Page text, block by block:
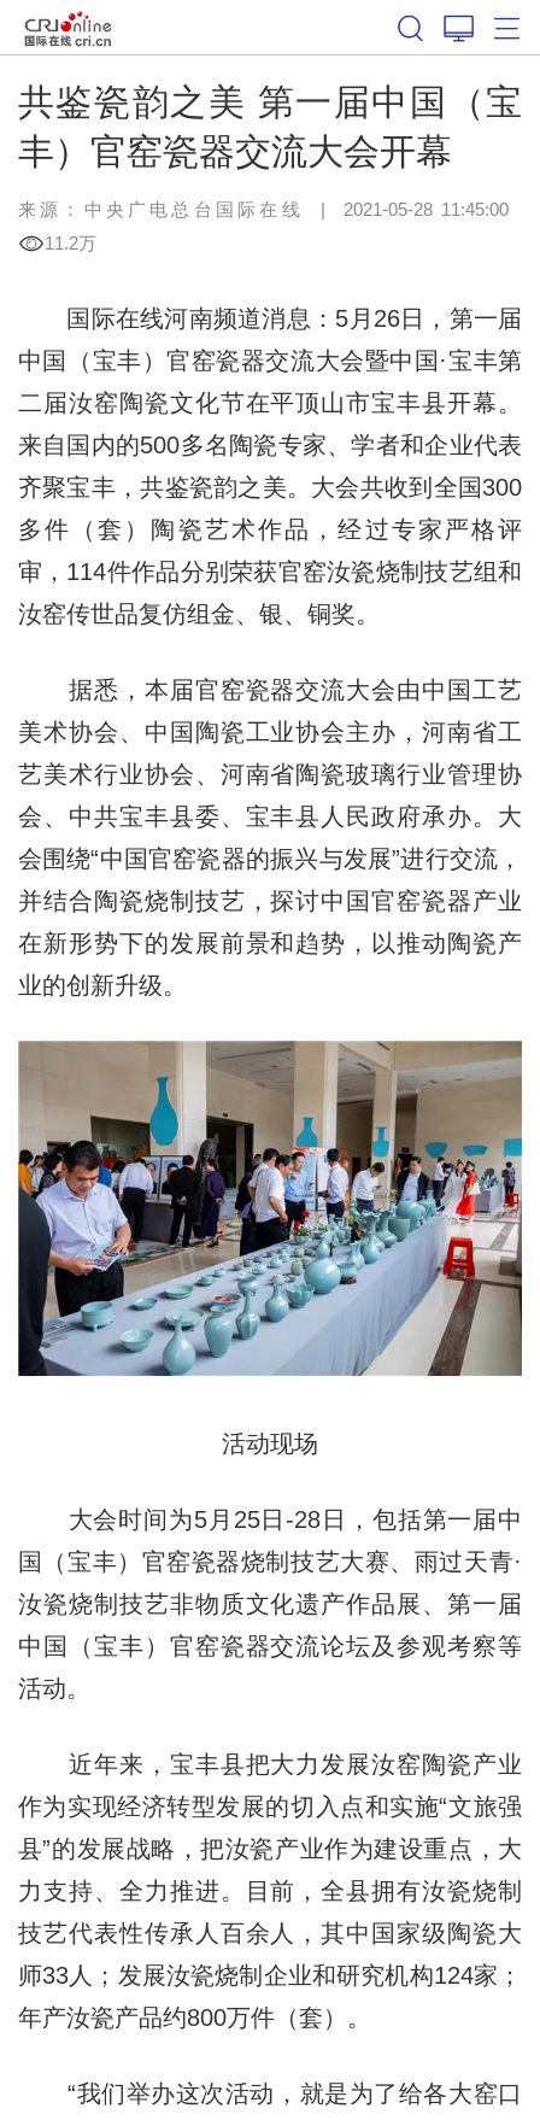
共鉴瓷韵之美 第一届中国（宝
丰）官窑瓷器交流大会开幕
来源：中央广电总台国际在线 | 2021-05-28 11:45:00
11.2万
国际在线河南频道消息：5月26日，第一届
中国（宝丰）官窑瓷器交流大会暨中国·宝丰第
二届汝窑陶瓷文化节在平顶山市宝丰县开幕。
来自国内的500多名陶瓷专家、学者和企业代表
齐聚宝丰，共鉴瓷韵之美。大会共收到全国300
多件（套）陶瓷艺术作品，经过专家严格评
审，114件作品分别荣获官窑汝瓷烧制技艺组和
汝窑传世品复仿组金、银、铜奖。
据悉，本届官窑瓷器交流大会由中国工艺
美术协会、中国陶瓷工业协会主办，河南省工
艺美术行业协会、河南省陶瓷玻璃行业管理协
会、中共宝丰县委、宝丰县人民政府承办。大
会围绕“中国官窑瓷器的振兴与发展”进行交流，
并结合陶瓷烧制技艺，探讨中国官窑瓷器产业
在新形势下的发展前景和趋势，以推动陶瓷产
业的创新升级。
活动现场
大会时间为5月25日-28日，包括第一届中
国（宝丰）官窑瓷器烧制技艺大赛、雨过天青·
汝瓷烧制技艺非物质文化遗产作品展、第一届
中国（宝丰）官窑瓷器交流论坛及参观考察等
活动。
近年来，宝丰县把大力发展汝窑陶瓷产业
作为实现经济转型发展的切入点和实施“文旅强
县”的发展战略，把汝瓷产业作为建设重点，大
力支持、全力推进。目前，全县拥有汝瓷烧制
技艺代表性传承人百余人，其中国家级陶瓷大
师33人；发展汝瓷烧制企业和研究机构124家；
年产汝瓷产品约800万件（套）。
“我们举办这次活动，就是为了给各大窑口